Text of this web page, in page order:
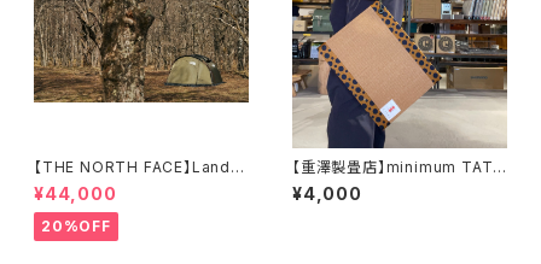
【THE NORTH FACE】Lander
2
¥44,000
20%OFF
【重澤製畳店】minimum TATA
MI ②
¥4,000